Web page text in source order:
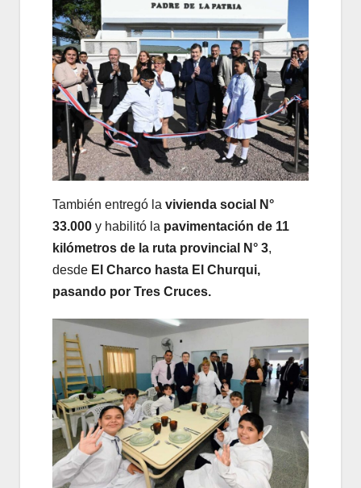
También entregó la vivienda social N°
33.000 y habilitó la pavimentación de 11
kilómetros de la ruta provincial N° 3,
desde El Charco hasta El Churqui,
pasando por Tres Cruces.